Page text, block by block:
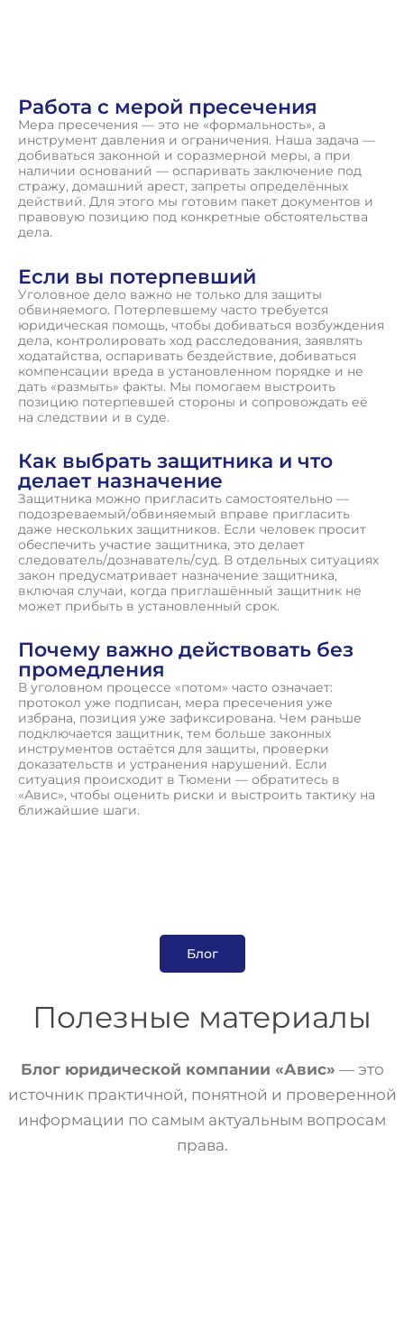
Работа с мерой пресечения
Мера пресечения — это не «формальность», а
инструмент давления и ограничения. Наша задача —
добиваться законной и соразмерной меры, а при
наличии оснований — оспаривать заключение под
стражу, домашний арест, запреты определённых
действий. Для этого мы готовим пакет документов и
правовую позицию под конкретные обстоятельства
дела.
Если вы потерпевший
Уголовное дело важно не только для защиты
обвиняемого. Потерпевшему часто требуется
юридическая помощь, чтобы добиваться возбуждения
дела, контролировать ход расследования, заявлять
ходатайства, оспаривать бездействие, добиваться
компенсации вреда в установленном порядке и не
дать «размыть» факты. Мы помогаем выстроить
позицию потерпевшей стороны и сопровождать её
на следствии и в суде.
Как выбрать защитника и что
делает назначение
Защитника можно пригласить самостоятельно —
подозреваемый/обвиняемый вправе пригласить
даже нескольких защитников. Если человек просит
обеспечить участие защитника, это делает
следователь/дознаватель/суд. В отдельных ситуациях
закон предусматривает назначение защитника,
включая случаи, когда приглашённый защитник не
может прибыть в установленный срок.
Почему важно действовать без
промедления
В уголовном процессе «потом» часто означает:
протокол уже подписан, мера пресечения уже
избрана, позиция уже зафиксирована. Чем раньше
подключается защитник, тем больше законных
инструментов остаётся для защиты, проверки
доказательств и устранения нарушений. Если
ситуация происходит в Тюмени — обратитесь в
«Авис», чтобы оценить риски и выстроить тактику на
ближайшие шаги.
Блог
Полезные материалы
Блог юридической компании «Авис» — это
источник практичной, понятной и проверенной
информации по самым актуальным вопросам
права.